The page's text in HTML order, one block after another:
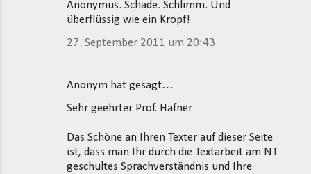
Anonymus. Schade. Schlimm. Und
überflüssig wie ein Kropf!
27. September 2011 um 20:43
Anonym hat gesagt…
Sehr geehrter Prof. Häfner
Das Schöne an Ihren Texter auf dieser Seite
ist, dass man Ihr durch die Textarbeit am NT
geschultes Sprachverständnis und Ihre